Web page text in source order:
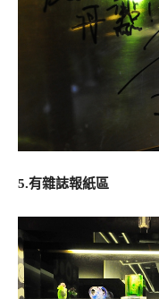
5.有雜誌報紙區